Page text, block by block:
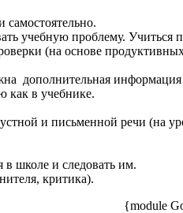
самостоятельно.
учебную проблему. Учиться
(на основе
дополнительная
как в учебнике.
и письменной речи (на
школе и следовать им.
критика).
{module